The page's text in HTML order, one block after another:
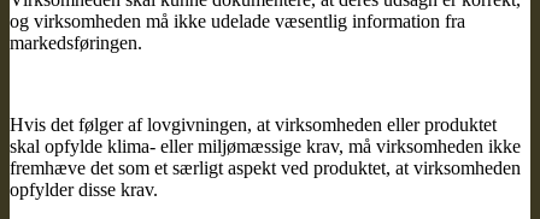
og virksomheden må ikke udelade væsentlig information fra
markedsføringen.
Hvis det følger af lovgivningen, at virksomheden eller produktet
skal opfylde klima- eller miljømæssige krav, må virksomheden ikke
fremhæve det som et særligt aspekt ved produktet, at virksomheden
opfylder disse krav.